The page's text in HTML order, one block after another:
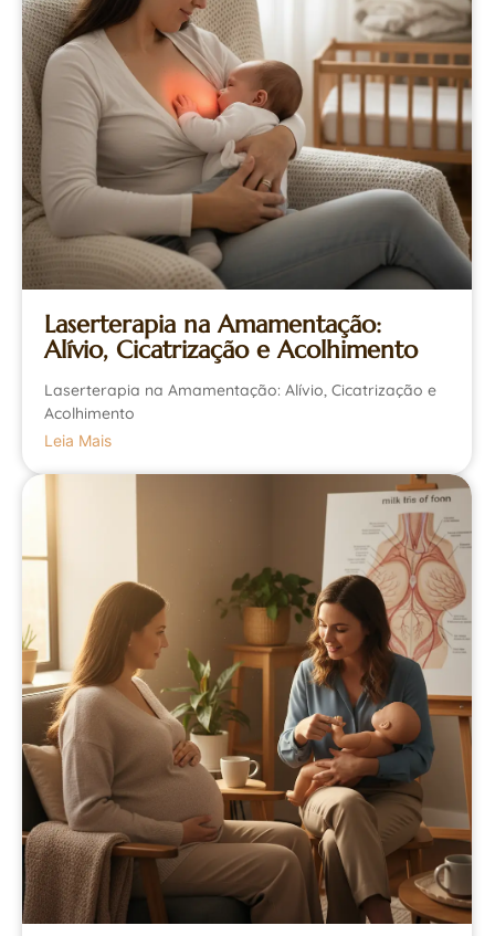
Laserterapia na Amamentação:
Alívio, Cicatrização e Acolhimento
Laserterapia na Amamentação: Alívio, Cicatrização e
Acolhimento
Leia Mais